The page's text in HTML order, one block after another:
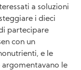
a soluzioni
i dieci
partecipare
con un
e le
argomentavano le